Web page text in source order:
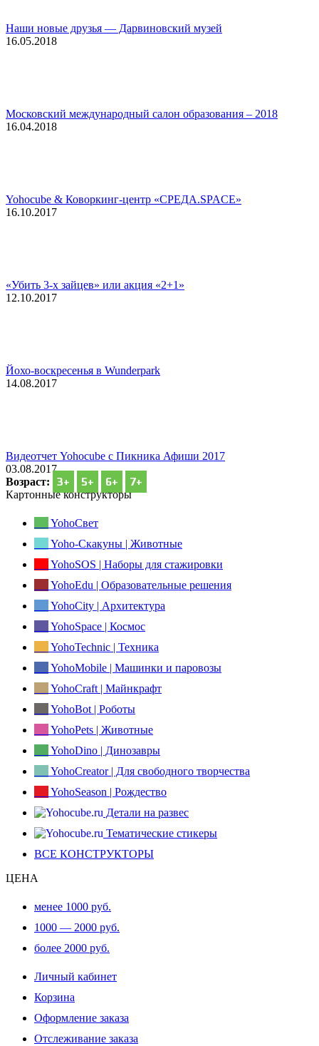
Наши новые друзья — Дарвиновский музей
16.05.2018
Московский международный салон образования – 2018
16.04.2018
Yohocube & Коворкинг-центр «СРЕДА.SPACE»
16.10.2017
«Убить 3-х зайцев» или акция «2+1»
12.10.2017
Йохо-воскресенья в Wunderpark
14.08.2017
Видеотчет Yohocube с Пикника Афиши 2017
03.08.2017
Возраст:
3+ 5+ 6+ 7+
Картонные конструкторы
YohoСвет
Yoho-Скакуны | Животные
YohoSOS | Наборы для стажировки
YohoEdu | Образовательные решения
YohoCity | Архитектура
YohoSpace | Космос
YohoTechnic | Техника
YohoMobile | Машинки и паровозы
YohoCraft | Майнкрафт
YohoBot | Роботы
YohoPets | Животные
YohoDino | Динозавры
YohoCreator | Для свободного творчества
YohoSeason | Рождество
Детали на развес
Тематические стикеры
ВСЕ КОНСТРУКТОРЫ
ЦЕНА
менее 1000 руб.
1000 — 2000 руб.
более 2000 руб.
Личный кабинет
Корзина
Оформление заказа
Отслеживание заказа